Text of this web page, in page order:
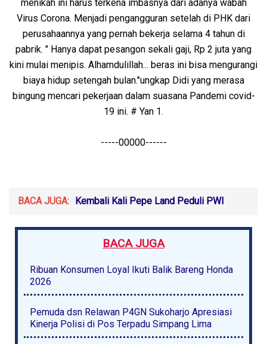
menikah ini harus terkena imbasnya dari adanya wabah
Virus Corona. Menjadi pengangguran setelah di PHK dari
perusahaannya yang pernah bekerja selama 4 tahun di
pabrik. " Hanya dapat pesangon sekali gaji, Rp 2 juta yang
kini mulai menipis. Alhamdulillah... beras ini bisa mengurangi
biaya hidup setengah bulan."ungkap Didi yang merasa
bingung mencari pekerjaan dalam suasana Pandemi covid-
19 ini. # Yan 1.
-----00000------
BACA JUGA: Kembali Kali Pepe Land Peduli PWI
BACA JUGA
Ribuan Konsumen Loyal Ikuti Balik Bareng Honda
2026
Pemuda dsn Relawan P4GN Sukoharjo Apresiasi
Kinerja Polisi di Pos Terpadu Simpang Lima